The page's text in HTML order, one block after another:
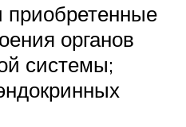
органов
системы;